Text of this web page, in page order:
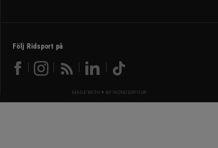
Följ Ridsport på
MADE WITH ♥ BY WONDERFOUR